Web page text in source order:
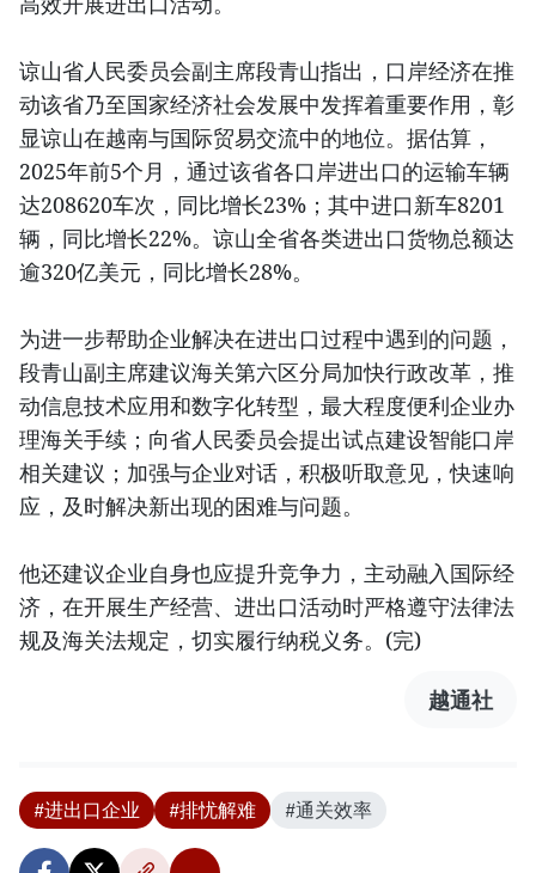
谅山省人民委员会副主席段青山指出，口岸经济在推
动该省乃至国家经济社会发展中发挥着重要作用，彰
显谅山在越南与国际贸易交流中的地位。据估算，
2025年前5个月，通过该省各口岸进出口的运输车辆
达208620车次，同比增长23%；其中进口新车8201
辆，同比增长22%。谅山全省各类进出口货物总额达
逾320亿美元，同比增长28%。
为进一步帮助企业解决在进出口过程中遇到的问题，
段青山副主席建议海关第六区分局加快行政改革，推
动信息技术应用和数字化转型，最大程度便利企业办
理海关手续；向省人民委员会提出试点建设智能口岸
相关建议；加强与企业对话，积极听取意见，快速响
应，及时解决新出现的困难与问题。
他还建议企业自身也应提升竞争力，主动融入国际经
济，在开展生产经营、进出口活动时严格遵守法律法
规及海关法规定，切实履行纳税义务。(完)
越通社
#进出口企业 #排忧解难 #通关效率